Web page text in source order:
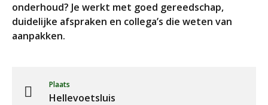
onderhoud? Je werkt met goed gereedschap,
duidelijke afspraken en collega’s die weten van
aanpakken.
Plaats
Hellevoetsluis